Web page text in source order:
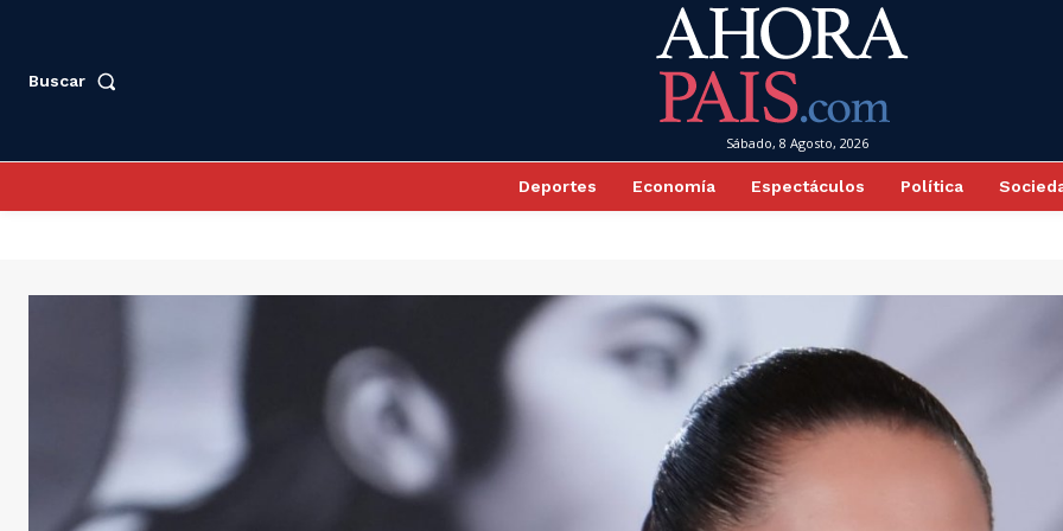
Buscar
Sábado, 8 Agosto, 2026
Deportes Economía Espectáculos Política